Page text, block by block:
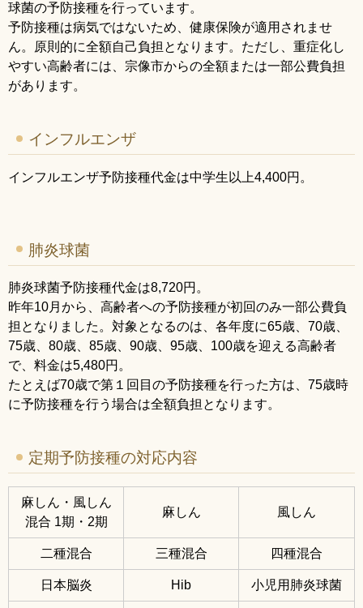
球菌の予防接種を行っています。
予防接種は病気ではないため、健康保険が適用されませ
ん。原則的に全額自己負担となります。ただし、重症化し
やすい高齢者には、宗像市からの全額または一部公費負担
があります。
インフルエンザ
インフルエンザ予防接種代金は中学生以上4,400円。
肺炎球菌
肺炎球菌予防接種代金は8,720円。
昨年10月から、高齢者への予防接種が初回のみ一部公費負
担となりました。対象となるのは、各年度に65歳、70歳、
75歳、80歳、85歳、90歳、95歳、100歳を迎える高齢者
で、料金は5,480円。
たとえば70歳で第１回目の予防接種を行った方は、75歳時
に予防接種を行う場合は全額負担となります。
定期予防接種の対応内容
麻しん・風しん
混合 1期・2期
麻しん 風しん
二種混合 三種混合 四種混合
日本脳炎 Hib 小児用肺炎球菌